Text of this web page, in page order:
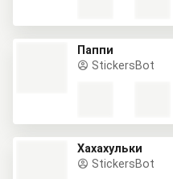
Паппи
StickersBot
Хахахульки
StickersBot